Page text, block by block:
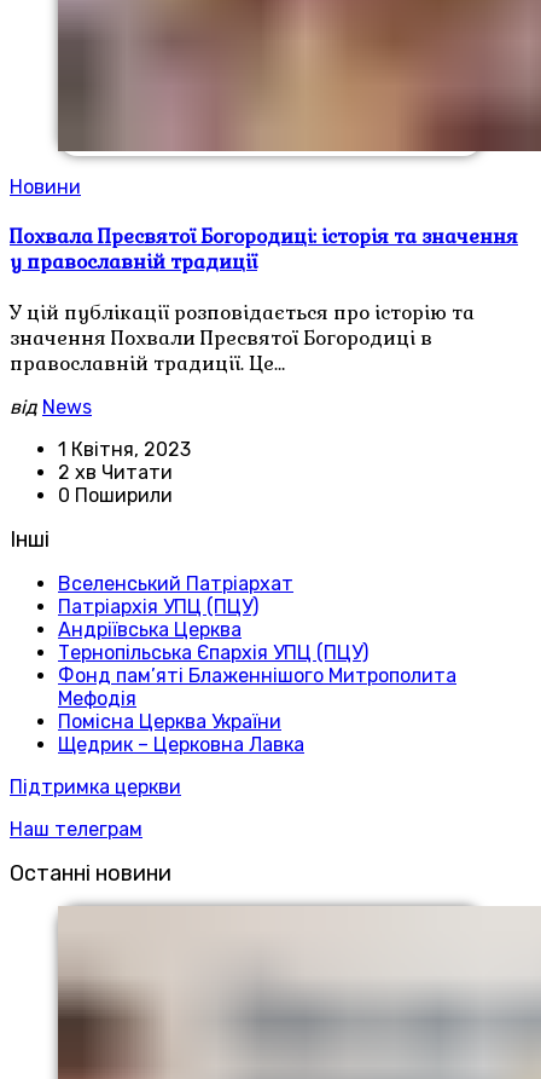
Новини
Похвала Пресвятої Богородиці: історія та значення
у православній традиції
У цій публікації розповідається про історію та
значення Похвали Пресвятої Богородиці в
православній традиції. Це…
від News
1 Квітня, 2023
2 хв Читати
0 Поширили
Інші
Вселенський Патріархат
Патріархія УПЦ (ПЦУ)
Андріївська Церква
Тернопільська Єпархія УПЦ (ПЦУ)
Фонд пам’яті Блаженнішого Митрополита
Мефодія
Помісна Церква України
Щедрик – Церковна Лавка
Підтримка церкви
Наш телеграм
Останні новини